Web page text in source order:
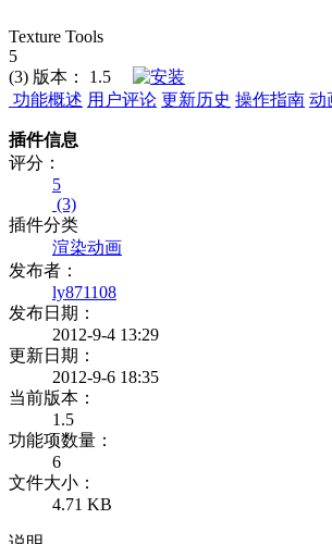
Texture Tools
5
(3) 版本：
1.5
功能概述 用户评论 更新历史 操作指南 动
插件信息
评分：
5
(3)
插件分类
渲染动画
发布者：
ly871108
发布日期：
2012-9-4 13:29
更新日期：
2012-9-6 18:35
当前版本：
1.5
功能项数量：
6
文件大小：
4.71 KB